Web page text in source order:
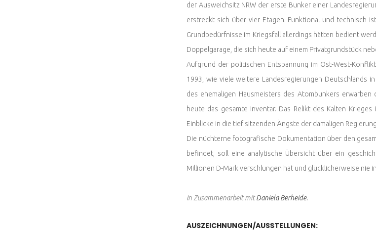
der Ausweichsitz NRW der erste Bunker einer
erstreckt sich über vier Etagen. Funktional und technisch
Grundbedürfnisse im Kriegsfall allerdings hätten bedient
Doppelgarage, die sich heute auf einem Privatgrundstück
Aufgrund der politischen Entspannung im Ost-West-
1993, wie viele weitere Landesregierungen Deutschlands
des ehemaligen Hausmeisters des Atombunkers
heute das gesamte Inventar. Das Relikt des Kalten
Einblicke in die tief sitzenden Ängste der damaligen
Die nüchterne fotografische Dokumentation über den
befindet, soll eine analytische Übersicht über ein
Millionen D-Mark verschlungen hat und glücklicherweise nie
In Zusammenarbeit mitDaniela Berheide.
AUSZEICHNUNGEN/AUSSTELLUNGEN: